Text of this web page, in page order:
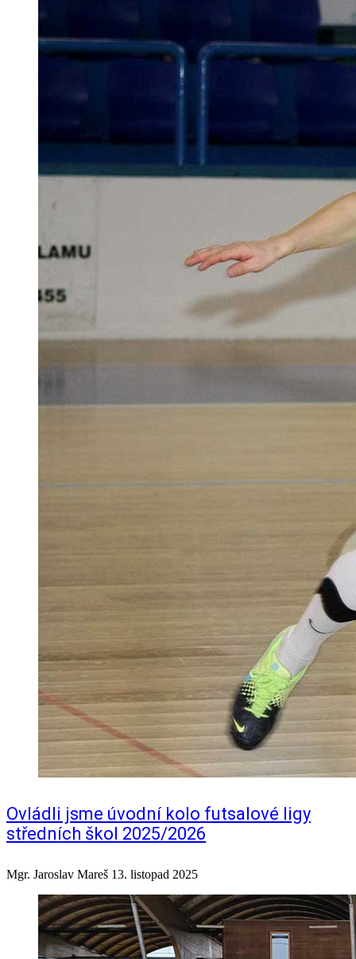
Ovládli jsme úvodní kolo futsalové ligy
středních škol 2025/2026
Mgr. Jaroslav Mareš 13. listopad 2025